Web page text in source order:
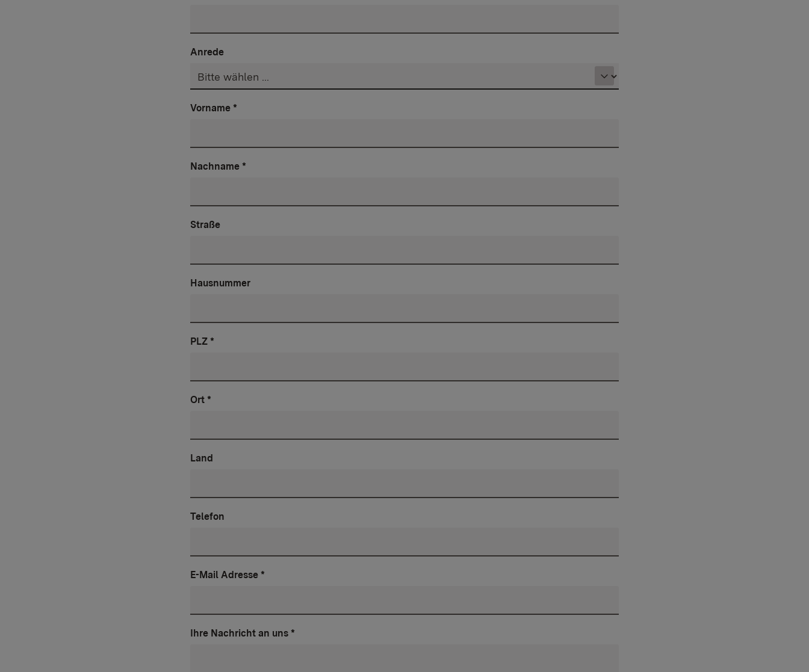
Anrede
Vorname *
Nachname *
Straße
Hausnummer
PLZ *
Ort *
Land
Telefon
E-Mail Adresse *
Ihre Nachricht an uns *